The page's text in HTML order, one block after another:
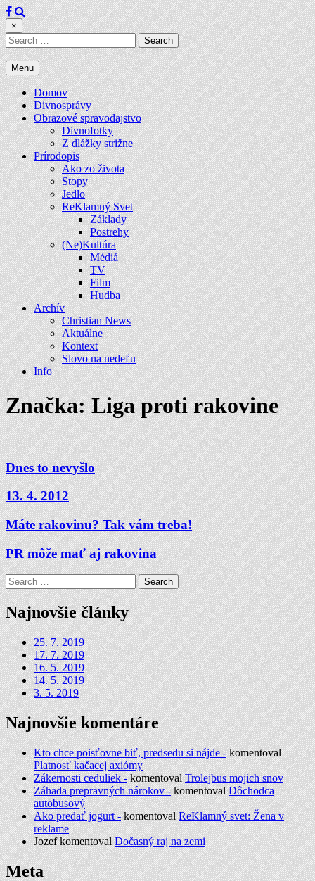
Skip
to
content
×
Search
for:
Menu
Domov
Divnosprávy
Obrazové spravodajstvo
Divnofotky
Z dlážky strižne
Prírodopis
Ako zo života
Stopy
Jedlo
ReKlamný Svet
Základy
Postrehy
(Ne)Kultúra
Médiá
TV
Film
Hudba
Archív
Christian News
Aktuálne
Kontext
Slovo na nedeľu
Info
Značka:Liga proti rakovine
Dnes to nevyšlo
13. 4. 2012
Máte rakovinu? Tak vám treba!
PR môže mať aj rakovina
Search
for:
Najnovšie články
25. 7. 2019
17. 7. 2019
16. 5. 2019
14. 5. 2019
3. 5. 2019
Najnovšie komentáre
Kto chce poisťovne biť, predsedu si nájde -komentoval
Platnosť kačacej axiómy
Zákernosti ceduliek -komentovalTrolejbus mojich snov
Záhada prepravných nárokov -komentovalDôchodca
autobusový
Ako predať jogurt -komentovalReKlamný svet: Žena v
reklame
JozefkomentovalDočasný raj na zemi
Meta